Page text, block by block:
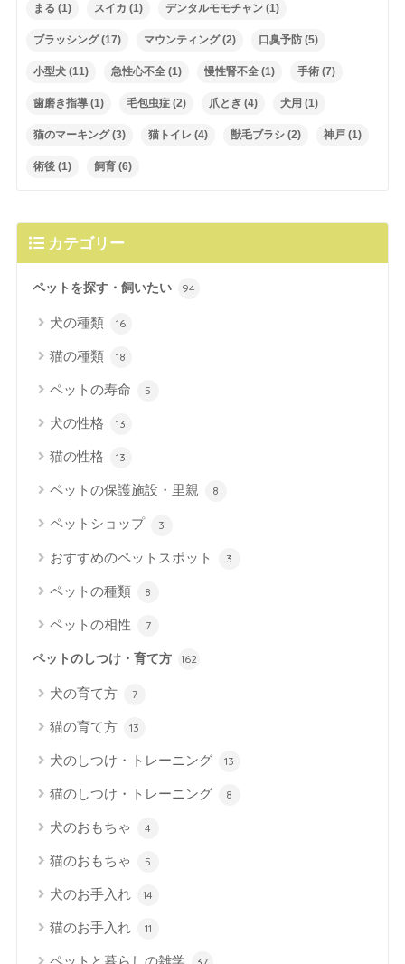
まる (1) スイカ (1) デンタルモモチャン(1)
ブラッシング(17) マウンティング(2) 口臭予防(5)
小型犬(11) 急性心不全(1) 慢性腎不全(1) 手術(7)
歯磨き指導(1) 毛包虫症(2) 爪とぎ(4) 犬用 (1)
猫のマーキング(3) 猫トイレ (4) 獣毛ブラシ(2) 神戸(1)
術後(1) 飼育(6)
カテゴリー
ペットを探す・飼いたい 94
犬の種類 16
猫の種類 18
ペットの寿命 5
犬の性格 13
猫の性格 13
ペットの保護施設・里親 8
ペットショップ 3
おすすめのペットスポット 3
ペットの種類 8
ペットの相性 7
ペットのしつけ・育て方 162
犬の育て方 7
猫の育て方 13
犬のしつけ・トレーニング 13
猫のしつけ・トレーニング 8
犬のおもちゃ 4
猫のおもちゃ 5
犬のお手入れ 14
猫のお手入れ 11